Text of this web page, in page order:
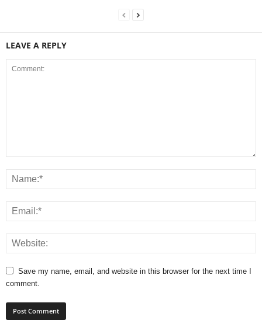
LEAVE A REPLY
Save my name, email, and website in this browser for the next time I
comment.